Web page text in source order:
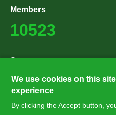
Members
10523
Supporters
27224
Hírlevél feliratkozás
We use cookies on this
experience
By clicking the Accept button,